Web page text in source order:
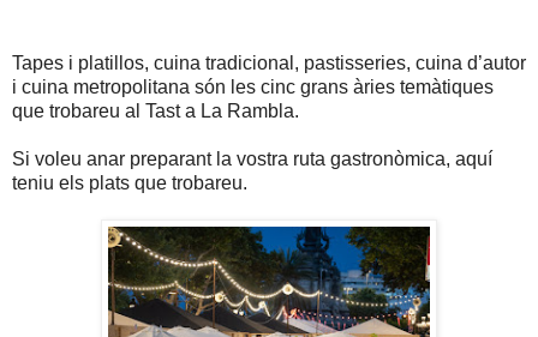
Tapes i platillos, cuina tradicional, pastisseries, cuina d’autor
i cuina metropolitana són les cinc grans àries temàtiques
que trobareu al Tast a La Rambla.
Si voleu anar preparant la vostra ruta gastronòmica, aquí
teniu els plats que trobareu.